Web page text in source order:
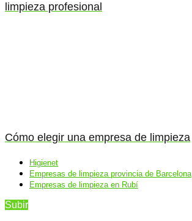
limpieza profesional
Cómo elegir una empresa de limpieza
Higienet
Empresas de limpieza provincia de Barcelona
Empresas de limpieza en Rubí
Subir